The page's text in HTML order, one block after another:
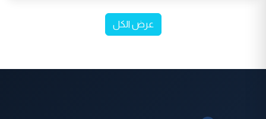
عرض الكل